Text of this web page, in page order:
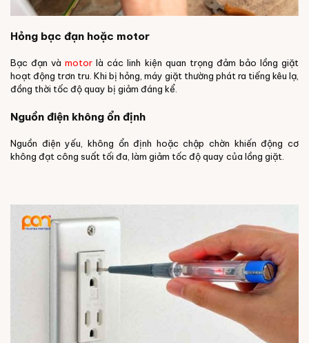
Hỏng bạc đạn hoặc motor
Bạc đạn vàmotor là các linh kiện quan trọng đảm bảo lồng giặt
hoạt động trơn tru. Khi bị hỏng, máy giặt thường phát ra tiếng kêu lạ,
đồng thời tốc độ quay bị giảm đáng kể.
Nguồn điện không ổn định
Nguồn điện yếu, không ổn định hoặc chập chờn khiến động cơ
không đạt công suất tối đa, làm giảm tốc độ quay của lồng giặt.